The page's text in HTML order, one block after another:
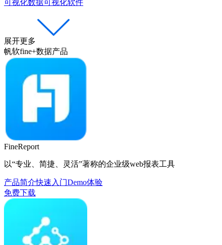
可视化数据可视化软件
展开更多
帆软fine+数据产品
FineReport
以“专业、简捷、灵活”著称的企业级web报表工具
产品简介快速入门Demo体验
免费下载